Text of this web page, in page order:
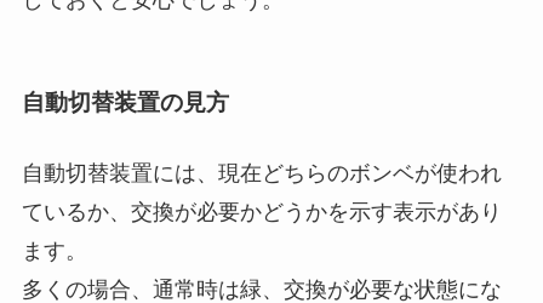
自動切替装置の見方
自動切替装置には、現在どちらのボンベが使われ
ているか、交換が必要かどうかを示す表示があり
ます。
多くの場合、通常時は緑、交換が必要な状態にな